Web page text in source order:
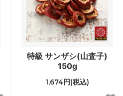
特級 サンザシ(山査子)
150g
1,674円(税込)